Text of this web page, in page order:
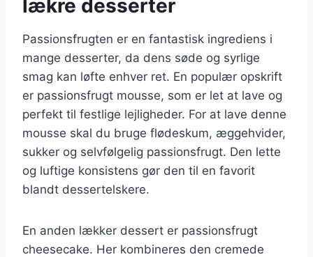
lækre desserter
Passionsfrugten er en fantastisk ingrediens i
mange desserter, da dens søde og syrlige
smag kan løfte enhver ret. En populær opskrift
er passionsfrugt mousse, som er let at lave og
perfekt til festlige lejligheder. For at lave denne
mousse skal du bruge flødeskum, æggehvider,
sukker og selvfølgelig passionsfrugt. Den lette
og luftige konsistens gør den til en favorit
blandt dessertelskere.
En anden lækker dessert er passionsfrugt
cheesecake. Her kombineres den cremede